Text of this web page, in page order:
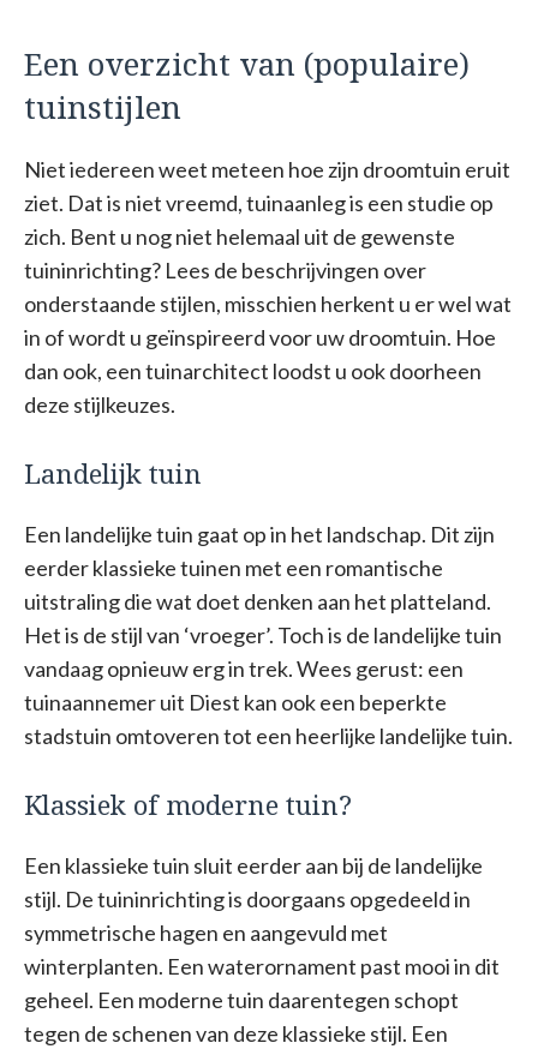
Een overzicht van (populaire)
tuinstijlen
Niet iedereen weet meteen hoe zijn droomtuin eruit
ziet. Dat is niet vreemd, tuinaanleg is een studie op
zich. Bent u nog niet helemaal uit de gewenste
tuininrichting? Lees de beschrijvingen over
onderstaande stijlen, misschien herkent u er wel wat
in of wordt u geïnspireerd voor uw droomtuin. Hoe
dan ook, een tuinarchitect loodst u ook doorheen
deze stijlkeuzes.
Landelijk tuin
Een landelijke tuin gaat op in het landschap. Dit zijn
eerder klassieke tuinen met een romantische
uitstraling die wat doet denken aan het platteland.
Het is de stijl van ‘vroeger’. Toch is de landelijke tuin
vandaag opnieuw erg in trek. Wees gerust: een
tuinaannemer uit Diest kan ook een beperkte
stadstuin omtoveren tot een heerlijke landelijke tuin.
Klassiek of moderne tuin?
Een klassieke tuin sluit eerder aan bij de landelijke
stijl. De tuininrichting is doorgaans opgedeeld in
symmetrische hagen en aangevuld met
winterplanten. Een waterornament past mooi in dit
geheel. Een moderne tuin daarentegen schopt
tegen de schenen van deze klassieke stijl. Een